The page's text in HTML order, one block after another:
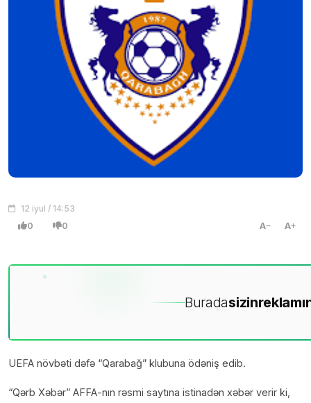
12 iyul / 14:53
0 0 A A
Buradasizin
UEFA növbəti dəfə “Qarabağ” klubuna ödəniş edib.
“Qərb Xəbər” AFFA-nın rəsmi saytına istinadən xəbər verir ki,